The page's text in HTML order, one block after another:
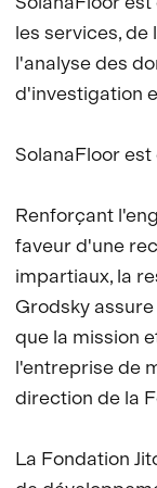
les services, de
l'analyse des
d'investigation
SolanaFloor est
Renforçant
faveur d'une
impartiaux, la
Grodsky
que la mission
l'entreprise de
direction de la
La Fondation